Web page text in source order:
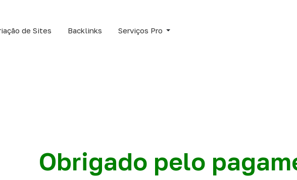
de Sites Backlinks Serviços Pro
Obrigado pelo